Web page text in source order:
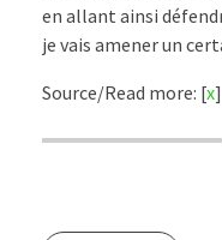
en allant ainsi
je vais amener un
Source/Read more: [x]